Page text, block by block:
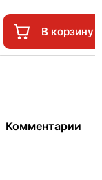
В корзину
Комментарии